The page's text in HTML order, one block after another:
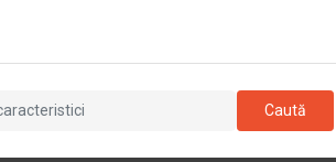
Caută